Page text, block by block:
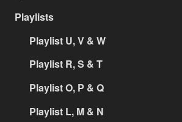
Playlists
Playlist U, V & W
Playlist R, S & T
Playlist O, P & Q
Playlist L, M & N